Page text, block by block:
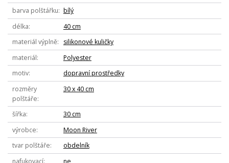
barva polštářku
bílý
délka
40 cm
materiál výplně
silikonové kuličky
materiál
Polyester
motiv
dopravní prostředky
rozměry
polštáře
30 x 40 cm
šířka
30 cm
výrobce
Moon River
tvar polštáře
obdelník
nafukovací
ne